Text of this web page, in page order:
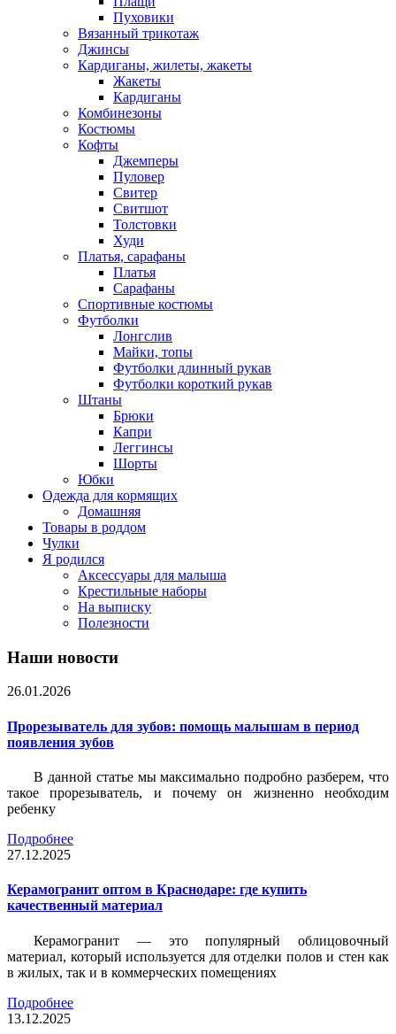
Пуховики
Вязанный трикотаж
Джинсы
Кардиганы, жилеты, жакеты
Жакеты
Кардиганы
Комбинезоны
Костюмы
Кофты
Джемперы
Пуловер
Свитер
Свитшот
Толстовки
Худи
Платья, сарафаны
Платья
Сарафаны
Спортивные костюмы
Футболки
Лонгслив
Майки, топы
Футболки длинный рукав
Футболки короткий рукав
Штаны
Брюки
Капри
Леггинсы
Шорты
Юбки
Одежда для кормящих
Домашняя
Товары в роддом
Чулки
Я родился
Аксессуары для малыша
Крестильные наборы
На выписку
Полезности
Наши новости
26.01.2026
Прорезыватель для зубов: помощь малышам в период
появления зубов
В данной статье мы максимально подробно разберем, что
такое прорезыватель, и почему он жизненно необходим
ребенку
Подробнее
27.12.2025
Керамогранит оптом в Краснодаре: где купить
качественный материал
Керамогранит — это популярный облицовочный
материал, который используется для отделки полов и стен как
в жилых, так и в коммерческих помещениях
Подробнее
13.12.2025